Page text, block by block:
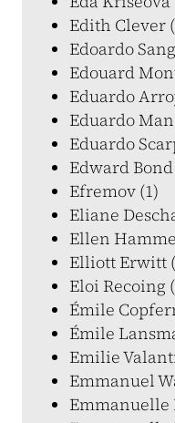
Edith Clever
Edoardo
Edouard
Eduardo
Eduardo
Eduardo
Edward Bond
Efremov (1)
Eliane
Ellen
Elliott Erwitt
Eloi Recoing
Émile
Émile
Emilie
Emmanuel
Emmanuelle